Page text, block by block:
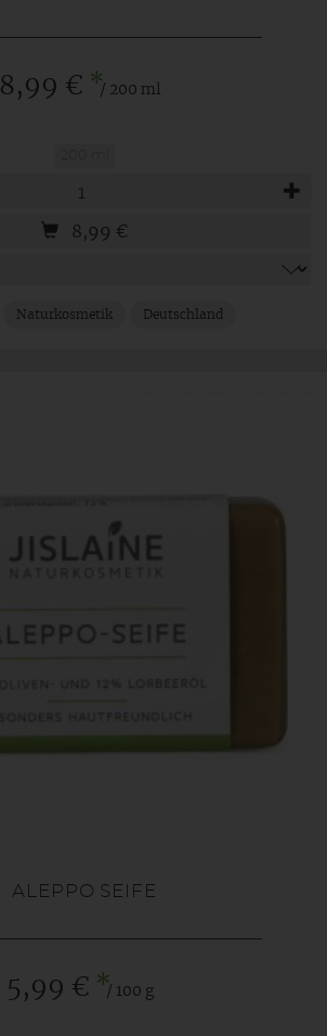
8,99 € */ 200 ml
8,99 €
Naturkosmetik Deutschland
ALEPPO SEIFE
5,99 € */ 100 g